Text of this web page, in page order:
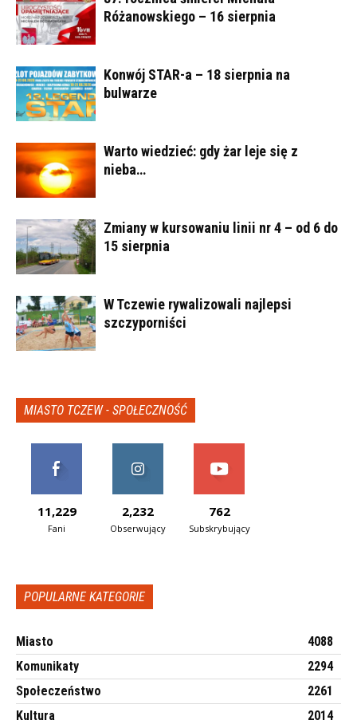
Różanowskiego – 16 sierpnia
Konwój STAR-a – 18 sierpnia na
bulwarze
Warto wiedzieć: gdy żar leje się z
nieba…
Zmiany w kursowaniu linii nr 4 – od 6 do
15 sierpnia
W Tczewie rywalizowali najlepsi
szczyporniści
MIASTO TCZEW - SPOŁECZNOŚĆ
11,229
Fani
2,232
Obserwujący
762
Subskrybujący
POPULARNE KATEGORIE
Miasto
4088
Komunikaty
2294
Społeczeństwo
2261
Kultura
2014